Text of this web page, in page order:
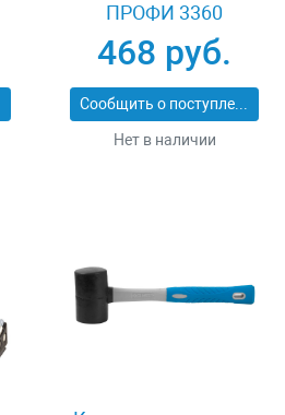
ПРОФИ 3360
468 руб.
Сообщить о поступлении
Нет в наличии